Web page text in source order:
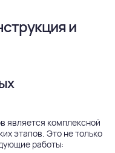
и
является комплексной
этапов. Это не только
работы: